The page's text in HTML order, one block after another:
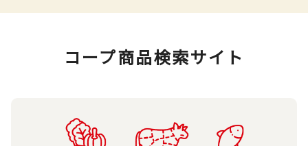
コープ商品検索サイト